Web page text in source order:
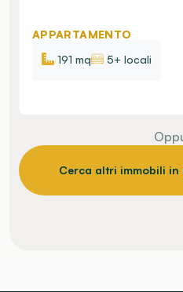
APPARTAMENTO
191 mq
5+ locali
Cerca altri immobili